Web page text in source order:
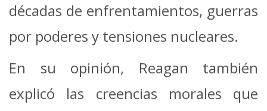
décadas de enfrentamientos, guerras
por poderes y tensiones nucleares.
En su opinión, Reagan también
explicó las creencias morales que